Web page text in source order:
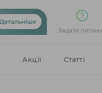
Задати
Акції Статті